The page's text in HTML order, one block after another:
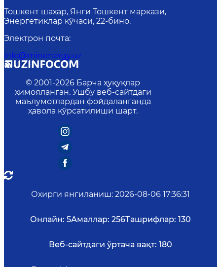
Тошкент шаҳар, Янги Тошкент маркази,
Энергетиклар кўчаси, 22-бино.
Электрон почта:
info@minenergy.uz
© 2001-2026 Барча ҳуқуқлар
ҳимояланган. Ушбу веб-сайтдаги
маълумотлардан фойдаланганда
ҳавола кўрсатилиши шарт.
Охирги янгиланиш: 2026-08-06 17:36:31
Онлайн: 5Амаллар: 256Ташрифлар: 130
Веб-сайтдаги ўртача вақт: 180